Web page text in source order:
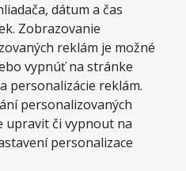
dátum a čas
Zobrazovanie
reklám je možné
vypnúť na stránke
personalizácie reklám.
personalizovaných
upravit či vypnout na
personalizace